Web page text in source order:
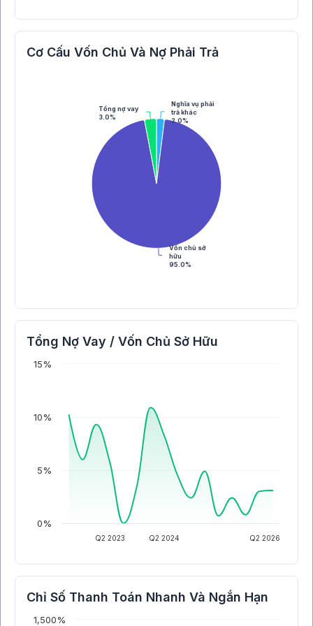
Cơ Cấu Vốn Chủ Và Nợ Phải Trả
Nghĩa vụ phải
trả khác
2.0%
Vốn chủ sở
hữu
95.0%
Tổng nợ vay
3.0%
Tổng Nợ Vay / Vốn Chủ Sở Hữu
Q2 2023 Q2 2024 Q2 2026
0%
5%
10%
15%
Chỉ Số Thanh Toán Nhanh Và Ngắn Hạn
1,500%